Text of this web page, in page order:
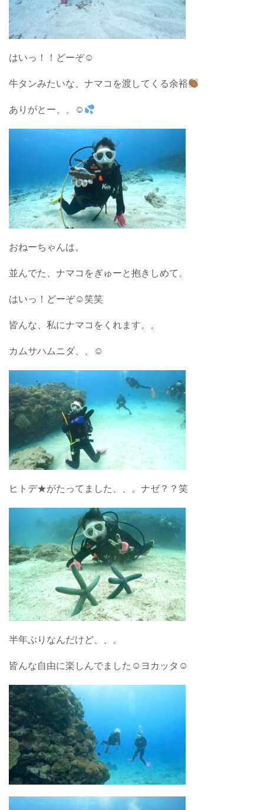
はいっ！！どーぞ☺︎
牛タンみたいな、ナマコを渡してくる余裕
ありがとー、、☺︎
おねーちゃんは。
並んでた、ナマコをぎゅーと抱きしめて。
はいっ！どーぞ☺︎笑笑
皆んな、私にナマコをくれます。。
カムサハムニダ、、☺︎
ヒトデ★がたってました、、。ナゼ？？笑
半年ぶりなんだけど、、。
皆んな自由に楽しんでました☺︎ヨカッタ☺︎